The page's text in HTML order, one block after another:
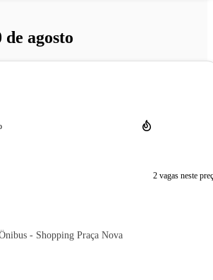
agosto
2 vagas neste
- Shopping Praça Nova